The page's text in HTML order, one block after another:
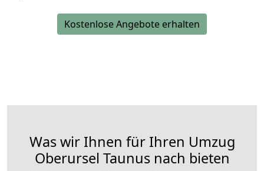
Kostenlose Angebote erhalten
Was wir Ihnen für Ihren Umzug
Oberursel Taunus nach bieten